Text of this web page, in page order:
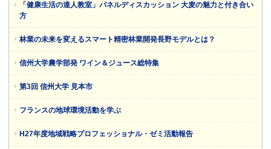
「健康生活の達人教室」パネルディスカッション 大麦の魅力と付き合い
方
林業の未来を変えるスマート精密林業開発長野モデルとは？
信州大学農学部発 ワイン＆ジュース総特集
第3回 信州大学 見本市
フランスの地球環境活動を学ぶ
H27年度地域戦略プロフェッショナル・ゼミ活動報告